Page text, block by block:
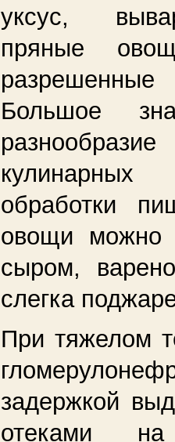
уксус,
пряные
Большое
обработки
овощи можно
сыром,
слегка
При тяжелом
задержкой
отеками